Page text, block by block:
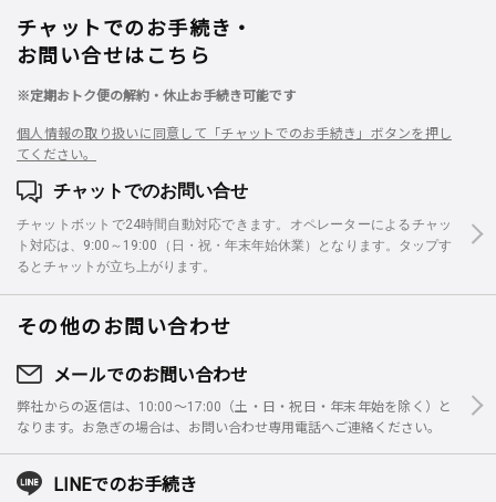
チャットでのお手続き・
お問い合せはこちら
※定期おトク便の解約・休止お手続き可能です
個人情報の取り扱いに同意して「チャットでのお手続き」ボタンを押し
てください。
チャットでのお問い合せ
チャットボットで24時間自動対応できます。オペレーターによるチャッ
ト対応は、9:00～19:00（日・祝・年末年始休業）となります。タップす
るとチャットが立ち上がります。
その他のお問い合わせ
メールでのお問い合わせ
弊社からの返信は、10:00～17:00（土・日・祝日・年末年始を除く）と
なります。お急ぎの場合は、お問い合わせ専用電話へご連絡ください。
LINEでのお手続き